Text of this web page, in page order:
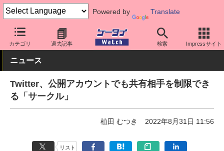
Powered by Translate
カテゴリ 過去記事 検索 Impressサイト
ケータイ Watch アプリ・サービス SNS
ニュース
Twitter、公開アカウントでも共有相手を制限でき
る「サークル」
植田 むつき 2022年8月31日 11:56
リスト